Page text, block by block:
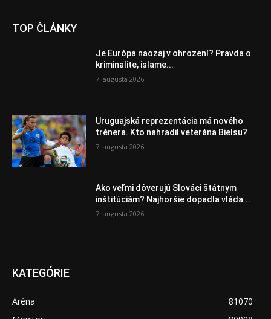
TOP ČLÁNKY
Je Európa naozaj v ohrození? Pravda o
kriminalite, islame...
7. augusta 2026
Uruguajská reprezentácia má nového
trénera. Kto nahradil veterána Bielsu?
7. augusta 2026
Ako veľmi dôverujú Slováci štátnym
inštitúciám? Najhoršie dopadla vláda...
7. augusta 2026
KATEGÓRIE
Aréna
81070